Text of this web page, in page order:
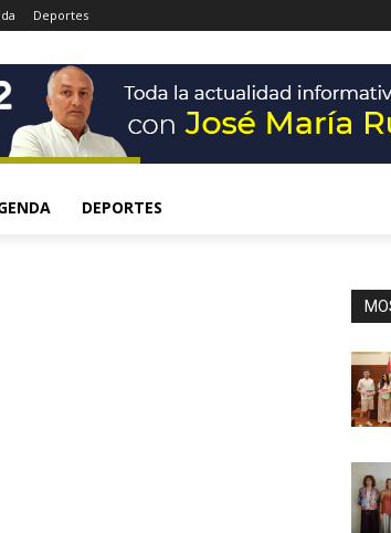
Deportes
DEPORTES